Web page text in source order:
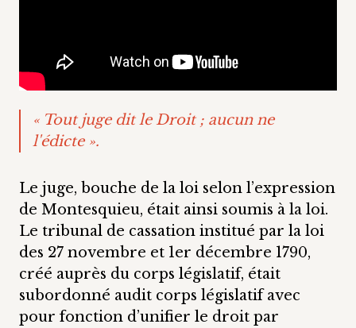
« Tout juge dit le Droit ; aucun ne
l'édicte ».
Le juge, bouche de la loi selon l’expression
de Montesquieu, était ainsi soumis à la loi.
Le tribunal de cassation institué par la loi
des 27 novembre et 1er décembre 1790,
créé auprès du corps législatif, était
subordonné audit corps législatif avec
pour fonction d’unifier le droit par